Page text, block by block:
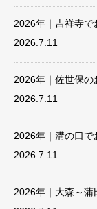
2026年｜吉祥寺で
2026.7.11
2026年｜佐世保の
2026.7.11
2026年｜溝の口で
2026.7.11
2026年｜大森～蒲